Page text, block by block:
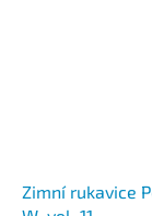
Zimní rukavice